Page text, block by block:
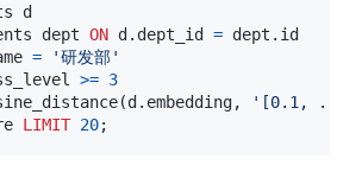
dept ON d . dept_id = dept .
=
'研发部'
>= 3
(d . embedding,
'[0.1,
LIMIT 20;